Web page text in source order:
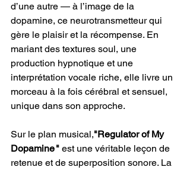
d’une autre — à l’image de la
dopamine, ce neurotransmetteur qui
gère le plaisir et la récompense. En
mariant des textures soul, une
production hypnotique et une
interprétation vocale riche, elle livre un
morceau à la fois cérébral et sensuel,
unique dans son approche.
Sur le plan musical,"Regulator of My
Dopamine " est une véritable leçon de
retenue et de superposition sonore. La